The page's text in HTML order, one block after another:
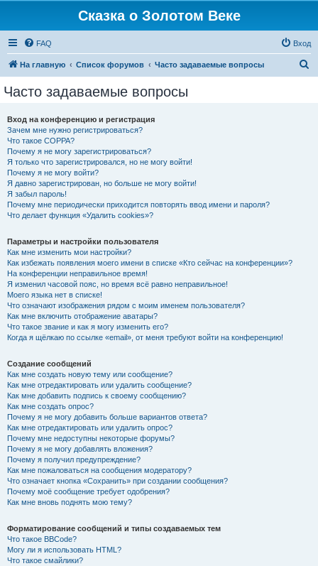
Сказка о Золотом Веке
FAQ Вход
На главную Список форумов Часто задаваемые вопросы
Часто задаваемые вопросы
Вход на конференцию и регистрация
Зачем мне нужно регистрироваться?
Что такое COPPA?
Почему я не могу зарегистрироваться?
Я только что зарегистрировался, но не могу войти!
Почему я не могу войти?
Я давно зарегистрирован, но больше не могу войти!
Я забыл пароль!
Почему мне периодически приходится повторять ввод имени и пароля?
Что делает функция «Удалить cookies»?
Параметры и настройки пользователя
Как мне изменить мои настройки?
Как избежать появления моего имени в списке «Кто сейчас на конференции»?
На конференции неправильное время!
Я изменил часовой пояс, но время всё равно неправильное!
Моего языка нет в списке!
Что означают изображения рядом с моим именем пользователя?
Как мне включить отображение аватары?
Что такое звание и как я могу изменить его?
Когда я щёлкаю по ссылке «email», от меня требуют войти на конференцию!
Создание сообщений
Как мне создать новую тему или сообщение?
Как мне отредактировать или удалить сообщение?
Как мне добавить подпись к своему сообщению?
Как мне создать опрос?
Почему я не могу добавить больше вариантов ответа?
Как мне отредактировать или удалить опрос?
Почему мне недоступны некоторые форумы?
Почему я не могу добавлять вложения?
Почему я получил предупреждение?
Как мне пожаловаться на сообщения модератору?
Что означает кнопка «Сохранить» при создании сообщения?
Почему моё сообщение требует одобрения?
Как мне вновь поднять мою тему?
Форматирование сообщений и типы создаваемых тем
Что такое BBCode?
Могу ли я использовать HTML?
Что такое смайлики?